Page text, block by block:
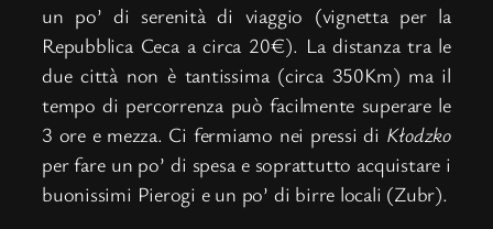
un po’ di serenità di viaggio (vignetta per la
Repubblica Ceca a circa 20€). La distanza tra le
due città non è tantissima (circa 350Km) ma il
tempo di percorrenza può facilmente superare le
3 ore e mezza. Ci fermiamo nei pressi di Kłodzko
per fare un po’ di spesa e soprattutto acquistare i
buonissimi Pierogi e un po’ di birre locali (Zubr).